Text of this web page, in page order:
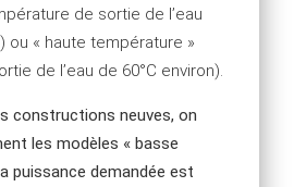
de sortie de l’eau
ou « haute température »
de l’eau de 60°C environ).
constructions neuves, on
les modèles « basse
puissance demandée est